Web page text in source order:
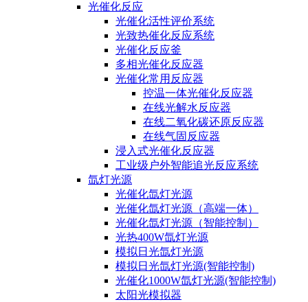
光催化反应
光催化活性评价系统
光致热催化反应系统
光催化反应釜
多相光催化反应器
光催化常用反应器
控温一体光催化反应器
在线光解水反应器
在线二氧化碳还原反应器
在线气固反应器
浸入式光催化反应器
工业级户外智能追光反应系统
氙灯光源
光催化氙灯光源
光催化氙灯光源（高端一体）
光催化氙灯光源（智能控制）
光热400W氙灯光源
模拟日光氙灯光源
模拟日光氙灯光源(智能控制)
光催化1000W氙灯光源(智能控制)
太阳光模拟器